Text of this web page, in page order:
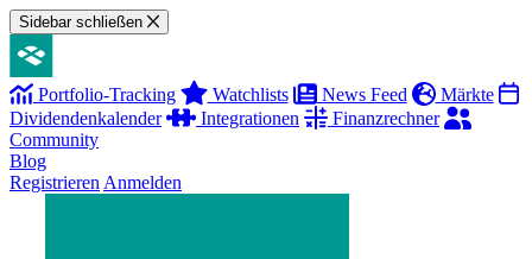
Sidebar schließen
Portfolio-Tracking Watchlists News Feed
Märkte
Dividendenkalender
Integrationen
Finanzrechner
Community
Blog
Registrieren Anmelden